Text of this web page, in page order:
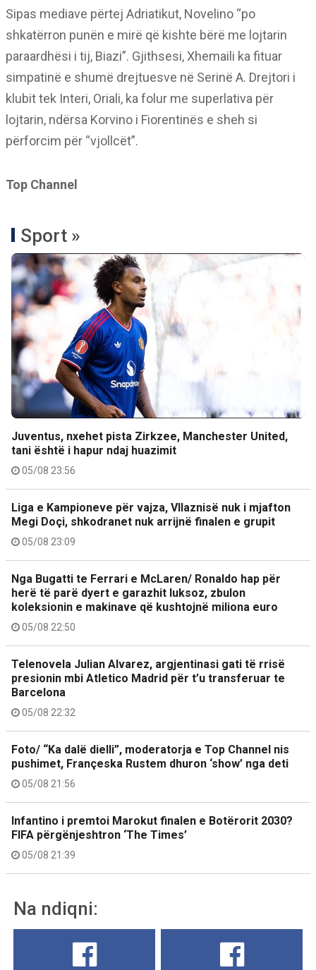
Sipas mediave përtej Adriatikut, Novelino “po
shkatërron punën e mirë që kishte bërë me lojtarin
paraardhësi i tij, Biazi”. Gjithsesi, Xhemaili ka fituar
simpatinë e shumë drejtuesve në Serinë A. Drejtori i
klubit tek Interi, Oriali, ka folur me superlativa për
lojtarin, ndërsa Korvino i Fiorentinës e sheh si
përforcim për “vjollcët”.
Top Channel
Sport »
Juventus, nxehet pista Zirkzee, Manchester United,
tani është i hapur ndaj huazimit
05/08 23:56
Liga e Kampioneve për vajza, Vllaznisë nuk i mjafton
Megi Doçi, shkodranet nuk arrijnë finalen e grupit
05/08 23:09
Nga Bugatti te Ferrari e McLaren/ Ronaldo hap për
herë të parë dyert e garazhit luksoz, zbulon
koleksionin e makinave që kushtojnë miliona euro
05/08 22:50
Telenovela Julian Alvarez, argjentinasi gati të rrisë
presionin mbi Atletico Madrid për t’u transferuar te
Barcelona
05/08 22:32
Foto/ “Ka dalë dielli”, moderatorja e Top Channel nis
pushimet, Françeska Rustem dhuron ‘show’ nga deti
05/08 21:56
Infantino i premtoi Marokut finalen e Botërorit 2030?
FIFA përgënjeshtron ‘The Times’
05/08 21:39
Na ndiqni: